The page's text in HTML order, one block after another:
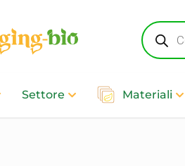
search
Settore Materiali